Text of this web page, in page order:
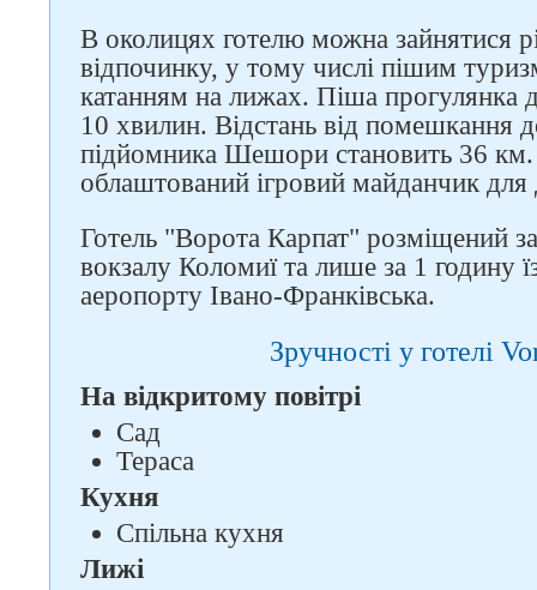
В околицях готелю можна зайнятися
відпочинку, у тому числі пішим
катанням на лижах. Піша прогулянка
10 хвилин. Відстань від помешкання
підйомника Шешори становить 36 км.
облаштований ігровий майданчик для
Готель "Ворота Карпат" розміщений
вокзалу Коломиї та лише за 1 годину
аеропорту Івано-Франківська.
Зручності у готелі
На відкритому повітрі
Сад
Тераса
Кухня
Спільна кухня
Лижі
Слідкуйте за нами в
соцмережах